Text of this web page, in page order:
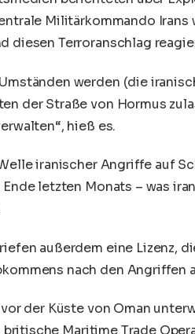
Militärkommando
diesen Terroranschlag
werden (die
der Straße von Hormus
hieß es.
iranischer Angriffe auf
letzten Monats – was
außerdem eine Lizenz,
nach den Angriffen
vor der Küste von Oman